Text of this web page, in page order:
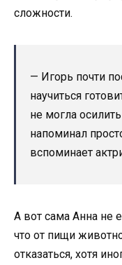
сложности.
— Игорь почти
научиться
не могла
напоминал
вспоминает
А вот сама Анна не
что от пищи
отказаться, хотя